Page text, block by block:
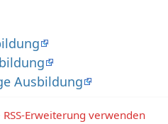
Ausbildung
Erweiterung verwenden